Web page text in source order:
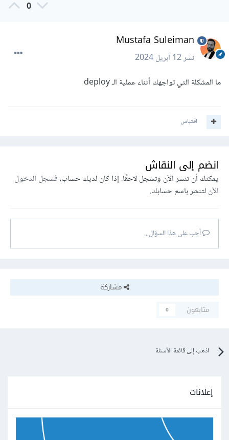
0
Mustafa Suleiman
نشر12 أبريل 2024
ما المشكلة التي تواجهك أثناء عملية الـ deploy
اقتباس
انضم إلى النقاش
يمكنك أن تنشر الآن وتسجل لاحقًا. إذا كان لديك حساب،فسجل الدخول
الآنلتنشر باسم حسابك.
أجب على هذا السؤال...
مشاركة
متابعون
0
اذهب إلى قائمة الأسئلة
إعلانات